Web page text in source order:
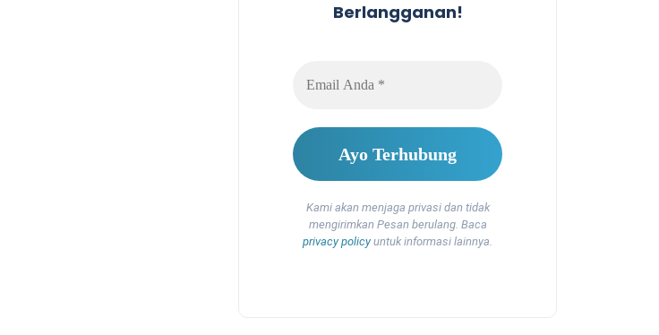
Berlangganan!
Kami akan menjaga privasi dan tidak
mengirimkan Pesan berulang. Baca
privacy policyuntuk informasi lainnya.